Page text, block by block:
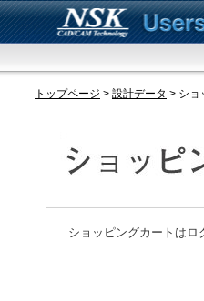
トップページ > 設計データ > ショ
ショッピングカートはロ